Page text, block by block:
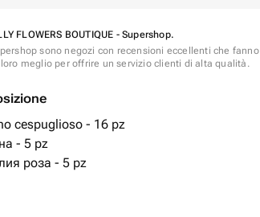
FLOWERS BOUTIQUE - Supershop.
sono negozi con recensioni eccellenti che fanno
meglio per offrire un servizio clienti di alta qualità.
cespuglioso - 16 pz
- 5 pz
роза - 5 pz